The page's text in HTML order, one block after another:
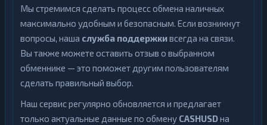
Мы стремимся сделать процесс обмена наличных
максимально удобным и безопасным. Если возникнут
вопросы, наша служба поддержкивсегда на связи.
Вы также можете оставить отзыв о выбранном
обменнике — это поможет другим пользователям
сделать правильный выбор.
Наш сервис регулярно обновляется и предлагает
только актуальные данные по обмену CASHUSDна